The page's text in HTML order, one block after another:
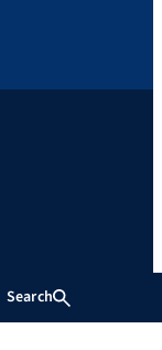
Search